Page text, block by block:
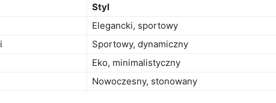
Styl
Elegancki, sportowy
Sportowy, dynamiczny
Eko, minimalistyczny
Nowoczesny, stonowany